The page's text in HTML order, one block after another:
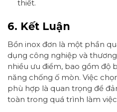
thiết.
6. Kết Luận
Bồn inox đơn là một phần
dụng công nghiệp và
nhiều ưu điểm, bao gồm độ
năng chống ố mòn. Việc
phù hợp là quan trọng để
toàn trong quá trình làm